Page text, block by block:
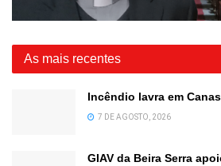
As mais recentes
Incêndio lavra em
7 DE AGOSTO, 2026
GIAV da Beira Serra